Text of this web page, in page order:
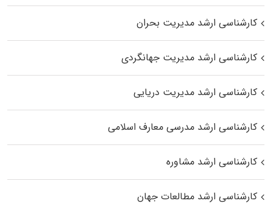
کارشناسی ارشد مدیریت بحران
کارشناسی ارشد مدیریت جهانگردی
کارشناسی ارشد مدیریت دریایی
کارشناسی ارشد مدرسی معارف اسلامی
کارشناسی ارشد مشاوره
کارشناسی ارشد مطالعات جهان